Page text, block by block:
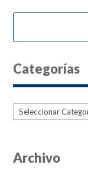
Categorías
Categorías
Archivo